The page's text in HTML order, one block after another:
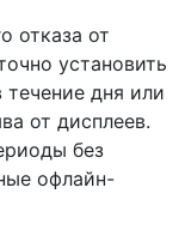
отказа от
установить
дня или
от дисплеев.
без
офлайн-